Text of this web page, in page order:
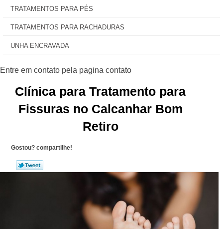
TRATAMENTOS PARA PÉS
TRATAMENTOS PARA RACHADURAS
UNHA ENCRAVADA
Clínica para Tratamento para
Fissuras no Calcanhar Bom
Retiro
Gostou? compartilhe!